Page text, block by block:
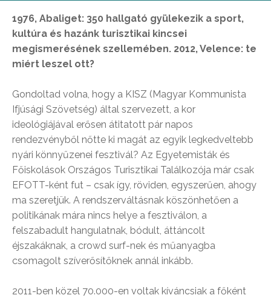
1976, Abaliget: 350 hallgató gyülekezik a sport,
kultúra és hazánk turisztikai kincsei
megismerésének szellemében. 2012, Velence: te
miért leszel ott?
Gondoltad volna, hogy a KISZ (Magyar Kommunista
Ifjúsági Szövetség) által szervezett, a kor
ideológiájával erősen átitatott pár napos
rendezvényből nőtte ki magát az egyik legkedveltebb
nyári könnyűzenei fesztivál? Az Egyetemisták és
Főiskolások Országos Turisztikai Találkozója már csak
EFOTT-ként fut – csak így, röviden, egyszerűen, ahogy
ma szeretjük. A rendszerváltásnak köszönhetően a
politikának mára nincs helye a fesztiválon, a
felszabadult hangulatnak, bódult, áttáncolt
éjszakáknak, a crowd surf-nek és műanyagba
csomagolt szíverősítőknek annál inkább.
2011-ben közel 70.000-en voltak kíváncsiak a főként